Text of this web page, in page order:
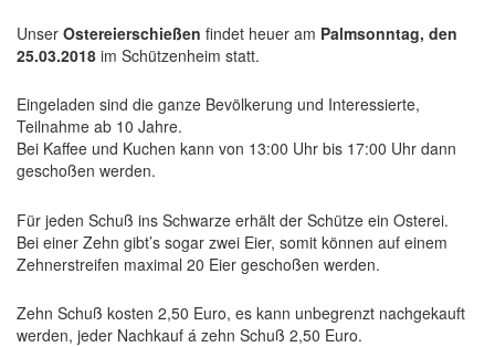
Unser Ostereierschießen findet heuer am Palmsonntag, den
25.03.2018 im Schützenheim statt.
Eingeladen sind die ganze Bevölkerung und Interessierte,
Teilnahme ab 10 Jahre.
Bei Kaffee und Kuchen kann von 13:00 Uhr bis 17:00 Uhr dann
geschoßen werden.
Für jeden Schuß ins Schwarze erhält der Schütze ein Osterei.
Bei einer Zehn gibt’s sogar zwei Eier, somit können auf einem
Zehnerstreifen maximal 20 Eier geschoßen werden.
Zehn Schuß kosten 2,50 Euro, es kann unbegrenzt nachgekauft
werden, jeder Nachkauf á zehn Schuß 2,50 Euro.